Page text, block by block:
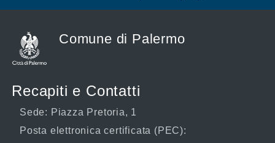
Comune di Palermo
Recapiti e Contatti
Sede: Piazza Pretoria, 1
Posta elettronica certificata (PEC):